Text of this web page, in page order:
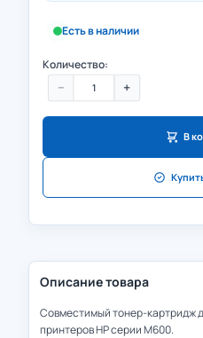
Есть в наличии
Количество:
− +
В
Описание товара
Совместимый тонер-картридж
принтеров HP серии M600.